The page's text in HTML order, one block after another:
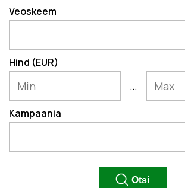
Veoskeem
Hind (EUR)
...
Kampaania